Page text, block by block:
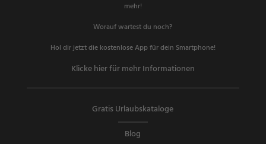
mehr!
Worauf wartest du noch?
Hol dir jetzt die kostenlose App für dein Smartphone!
Klicke hier für mehr Informationen
Gratis Urlaubskataloge
Blog